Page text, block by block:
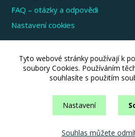
FAQ – otázky a odpovědi
Nastavení cookies
Zkoušky pro dospělé
Zkoušky pro firmy a instituce
Informace pro školy
Tyto webové stránky používají k
soubory Cookies. Používáním
souhlasíte s použitím
Nastavení
Souhlas můžete